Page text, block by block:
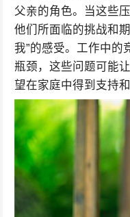
父亲的角色。当这些
他们所面临的挑战和
我”的感受。工作中的
瓶颈，这些问题可能
望在家庭中得到支持